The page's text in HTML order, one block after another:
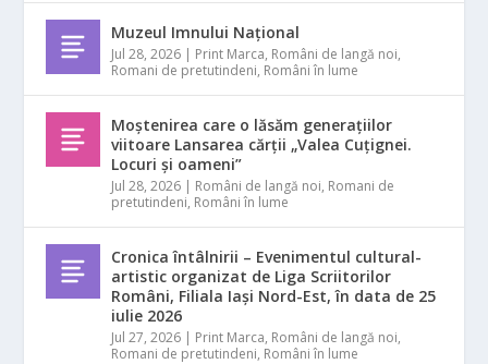
Muzeul Imnului Național
Jul 28, 2026 | Print Marca, Români de langă noi,
Romani de pretutindeni, Români în lume
Moștenirea care o lăsăm generațiilor
viitoare Lansarea cărții „Valea Cuțignei.
Locuri și oameni”
Jul 28, 2026 | Români de langă noi, Romani de
pretutindeni, Români în lume
Cronica întâlnirii – Evenimentul cultural-
artistic organizat de Liga Scriitorilor
Români, Filiala Iași Nord-Est, în data de 25
iulie 2026
Jul 27, 2026 | Print Marca, Români de langă noi,
Romani de pretutindeni, Români în lume